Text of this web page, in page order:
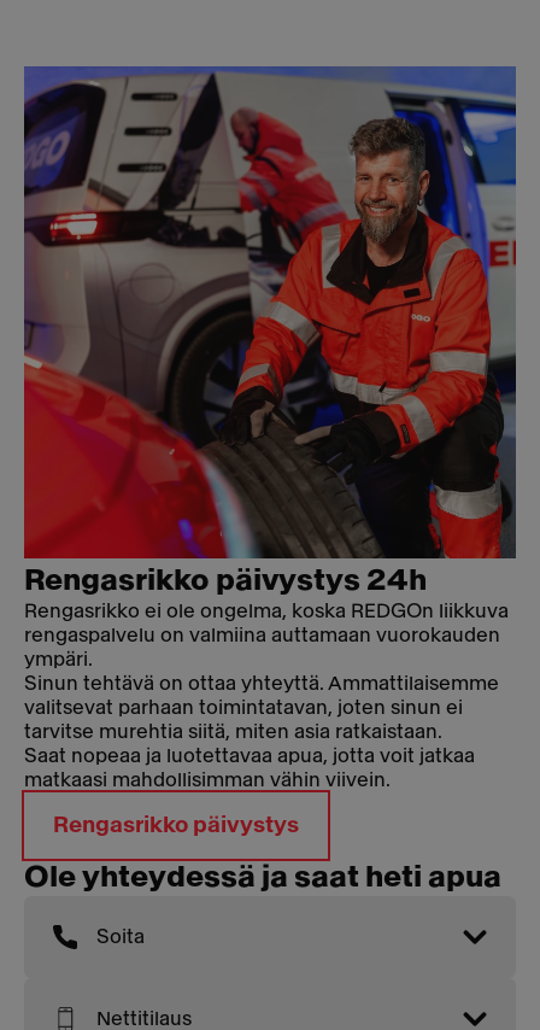
Rengasrikko päivystys 24h
Rengasrikko ei ole ongelma, koska REDGOn liikkuva
rengaspalvelu on valmiina auttamaan vuorokauden
ympäri.
Sinun tehtävä on ottaa yhteyttä. Ammattilaisemme
valitsevat parhaan toimintatavan, joten sinun ei
tarvitse murehtia siitä, miten asia ratkaistaan.
Saat nopeaa ja luotettavaa apua, jotta voit jatkaa
matkaasi mahdollisimman vähin viivein.
Rengasrikko päivystys
Ole yhteydessä ja saat heti apua
Soita
Nettitilaus